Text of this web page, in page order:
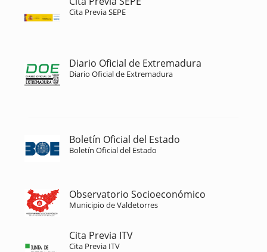
Cita Previa SEPE
Diario Oficial de Extremadura
Diario Oficial de Extremadura
Boletín Oficial del Estado
Boletín Oficial del Estado
Observatorio Socioeconómico
Municipio de Valdetorres
Cita Previa ITV
Cita Previa ITV